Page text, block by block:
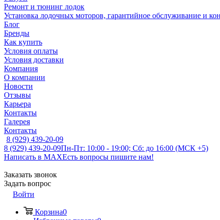
Ремонт и тюнинг лодок
Установка лодочных моторов, гарантийное обслуживание и
Блог
Бренды
Как купить
Условия оплаты
Условия доставки
Компания
О компании
Новости
Отзывы
Карьера
Контакты
Галерея
Контакты
8 (929) 439-20-09
8 (929) 439-20-09Пн-Пт: 10:00 - 19:00; Сб: до 16:00 (МСК +5)
Написать в MAXЕсть вопросы пишите нам!
Заказать звонок
Задать вопрос
Войти
Корзина0